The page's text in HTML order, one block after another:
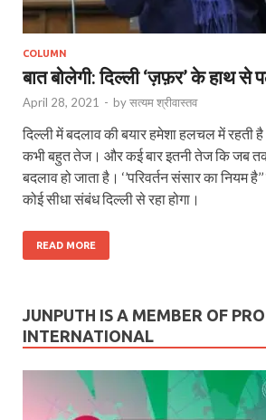
COLUMN
बात बोलेगी: दिल्ली ‘ज़फ़र’ के हाथ
April 28, 2021 - byसत्यम श्रीवास्तव
दिल्ली में बदलाव की बयार हमेशा हलचल में रहती
कभी बहुत तेज। और कई बार इतनी तेज कि जब
बदलाव हो जाता है। ‘’परिवर्तन संसार का नियम
कोई सीधा संबंध दिल्ली से रहा होगा।
READ MORE
JUNPUTH IS A MEMBER OF
INTERNATIONAL